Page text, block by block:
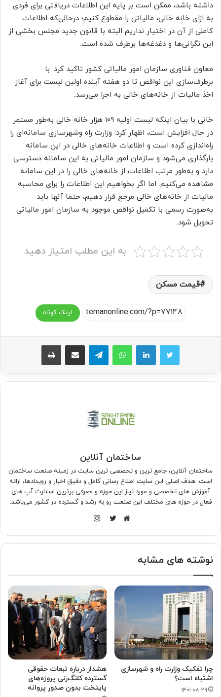
داشته باشد، ممکن است بر پایه این اطلاعات دریافتی برای فردی
به ازای خانه خالی، مالیاتی را مقطوع کنیم؛ درحالی‌که اطلاعات
کاملی از آن در اختیار نداریم البته با قانون جدید مجلس بخشی از
این نگرانی‌ها و دغدغه‌ها برطرف شده است.
معاون فناوری سازمان امور مالیاتی کشور تاکید کرد: با
برطرف‌سازی این نواقص تا دو هفته آینده اولین لیست برای آغاز
اخذ مالیات از خانه‌های خالی به اجرا می‌رسد.
خانی با بیان اینکه لیست اولیه ۱۰۹ هزار خانه خالی به‌طور مستمر
در حال افزایش است، اظهار کرد: وزارت راه وشهرسازی سامانه‌ای را
راه‌اندازی کرده است و اطلاعات خانه‌های خالی در این سامانه
بارگذاری می‌شود و سازمان امور مالیاتی به این سامانه دسترسی
دارد و به‌طور مرتب اطلاعات از خانه‌های خالی را در این سامانه
مشاهده می‌کنیم. اما اگر بخواهیم این اطلاعات را برای محاسبه
مالیات از خانه‌های خالی مرجع قرار دهیم، حتما آنها باید
به‌صورت رسمی با تکمیل نواقص موجود به سازمان امور مالیاتی
تحویل شود.
به این مطلب امتیاز دهید
قیمت مسکن
لینک کوتاه
واتس آپ تلگرام اشتراک گذاری از طریق ایمیل چاپ
ساختمان آنلاین
ساختمان آنلاین، جامع ترین و تخصصی ترین سایت در زمینه صنعت ساختمان
است. هدف اصلی این سایت اطلاع رسانی کامل و دقیق اخبار و رویدادها، ارائه
آموزش های تخصصی و مورد نیاز این حوزه و معرفی برترین استارت آپ های
فعال در حوزه های مختلف این صنعت رو به رشد و گسترده در کشور می‌باشد.
نوشته های مشابه
چرا تفکیک وزارت راه و شهرسازی
اشتباه است؟
۱۴۰۱-۰۸-۲۹
هشدار درباره تبعات حقوقی
گسترده کلنگ‌زنی پروژه‌های
پایتخت بدون صدور پروانه